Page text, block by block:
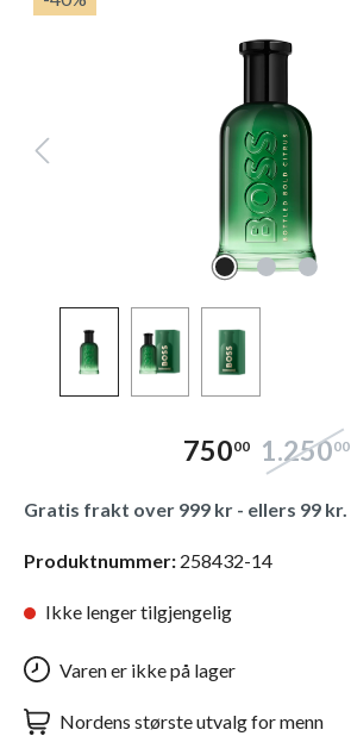
75000 1.25000
Gratis frakt over 999 kr - ellers 99 kr.
Produktnummer: 258432-14
Ikke lenger tilgjengelig
Varen er ikke på lager
Nordens største utvalg for menn